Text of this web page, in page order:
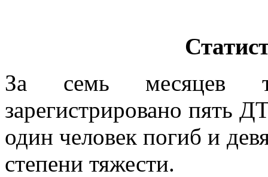
За семь месяцев
зарегистрировано пять
один человек погиб и
степени тяжести.